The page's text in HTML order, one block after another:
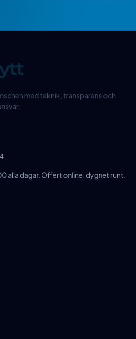
med teknik, transparens och
alla dagar. Offert online: dygnet runt.